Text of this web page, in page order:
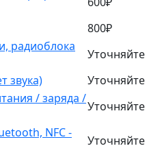
800₽
радиоблока
Уточняйте
звука)
Уточняйте
/ заряда /
Уточняйте
NFC -
Уточняйте